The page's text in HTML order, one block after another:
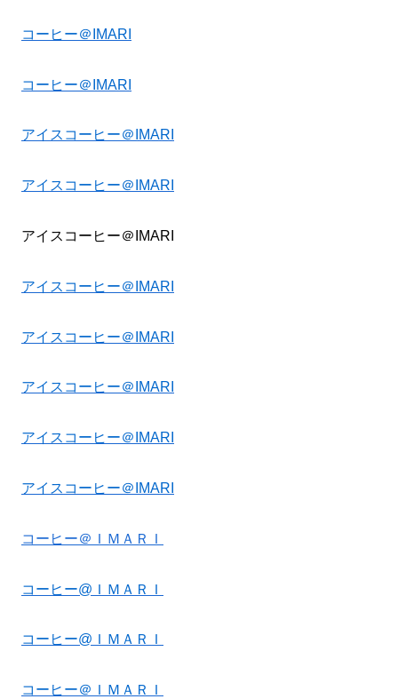
コーヒー＠IMARI
コーヒー＠IMARI
アイスコーヒー＠IMARI
アイスコーヒー＠IMARI
アイスコーヒー＠IMARI
アイスコーヒー＠IMARI
アイスコーヒー＠IMARI
アイスコーヒー＠IMARI
アイスコーヒー＠IMARI
アイスコーヒー＠IMARI
コーヒー＠ＩＭＡＲＩ
コーヒー@ＩＭＡＲＩ
コーヒー@ＩＭＡＲＩ
コーヒー＠ＩＭＡＲＩ